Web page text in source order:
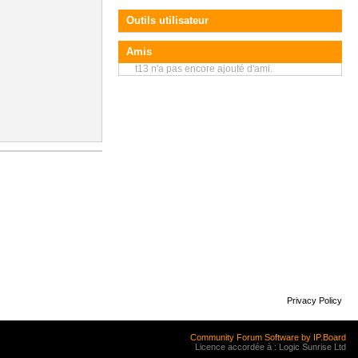
Outils utilisateur
Amis
t13 n'a pas encore ajouté d'ami.
Privacy Policy
Community Forum Software by IP.Board
Licence accordée à : Logic Sunrise Ltd